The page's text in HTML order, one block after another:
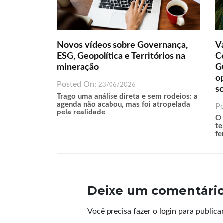
Novos vídeos sobre Governança,
ESG, Geopolítica e Territórios na
mineração
Posted On: 23/06/2026
Trago uma análise direta e sem rodeios: a
agenda não acabou, mas foi atropelada
pela realidade
O
Deixe um
Você precisa fazer o login para